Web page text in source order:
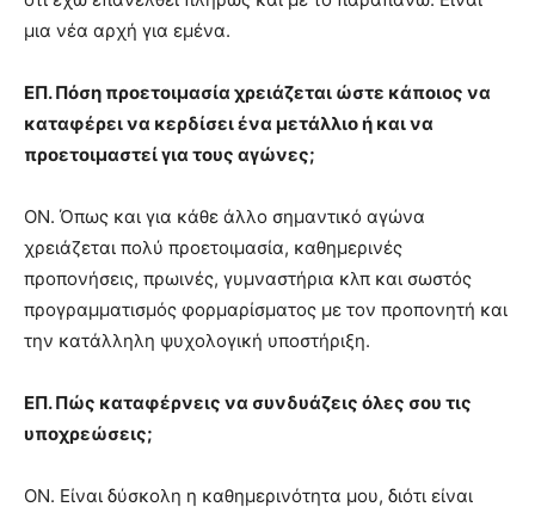
μια νέα αρχή για εμένα.
ΕΠ. Πόση προετοιμασία χρειάζεται ώστε κάποιος να
καταφέρει να κερδίσει ένα μετάλλιο ή και να
προετοιμαστεί για τους αγώνες;
ΟΝ. Όπως και για κάθε άλλο σημαντικό αγώνα
χρειάζεται πολύ προετοιμασία, καθημερινές
προπονήσεις, πρωινές, γυμναστήρια κλπ και σωστός
προγραμματισμός φορμαρίσματος με τον προπονητή και
την κατάλληλη ψυχολογική υποστήριξη.
ΕΠ. Πώς καταφέρνεις να συνδυάζεις όλες σου τις
υποχρεώσεις;
ΟΝ. Είναι δύσκολη η καθημερινότητα μου, διότι είναι